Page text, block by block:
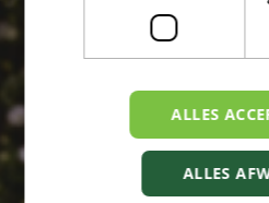
ALLES
ALLES